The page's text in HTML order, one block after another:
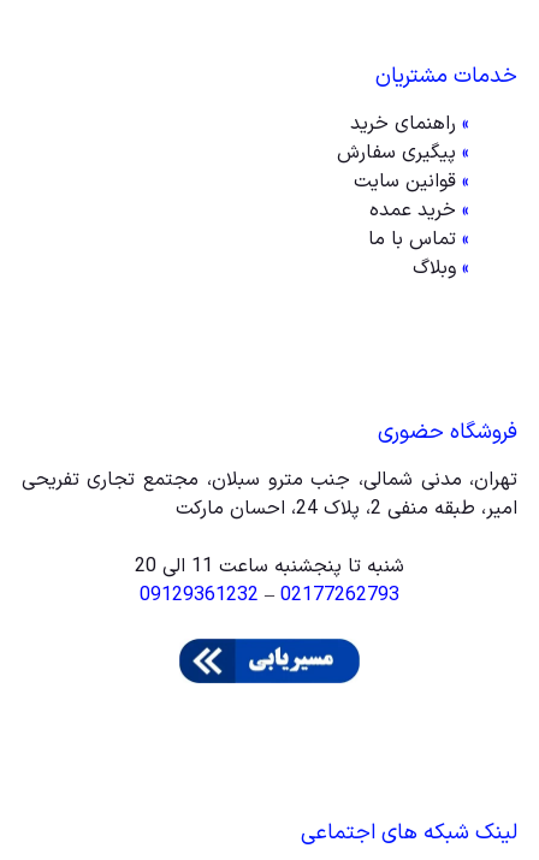
خدمات مشتریان
» راهنمای خرید
» پیگیری سفارش
» قوانین سایت
» خرید عمده
» تماس با ما
» وبلاگ
فروشگاه حضوری
تهران، مدنی شمالی، جنب مترو سبلان، مجتمع تجاری تفریحی
امیر، طبقه منفی 2، پلاک 24، احسان مارکت
شنبه تا پنجشنبه ساعت 11 الی 20
02177262793
–
09129361232
لینک شبکه های اجتماعی